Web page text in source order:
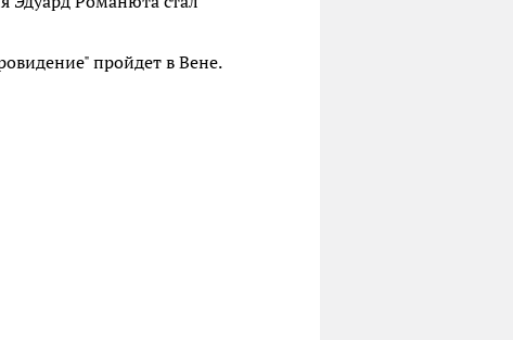
пройдет в Вене.